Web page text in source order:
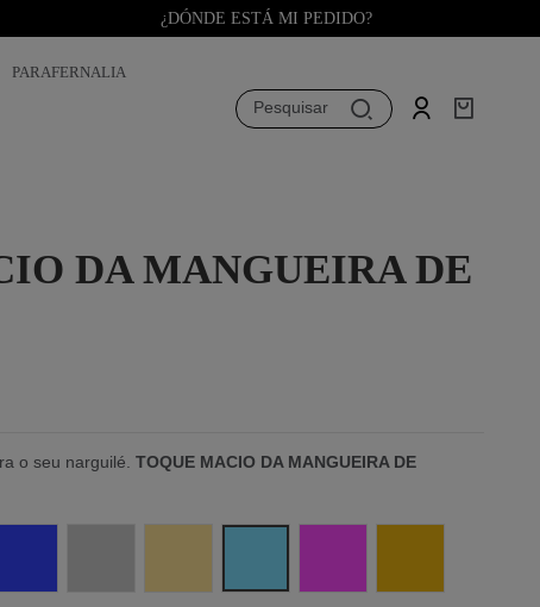
¿DÓNDE ESTÁ MI PEDIDO?
PARAFERNALIA
Pesquisar
DA MANGUEIRA DE
o seu narguilé. TOQUE MACIO DA MANGUEIRA DE